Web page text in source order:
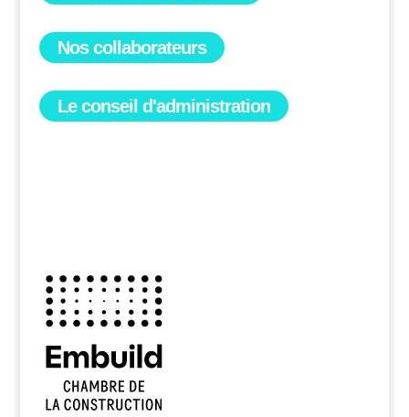
Nos collaborateurs
Le conseil d'administration